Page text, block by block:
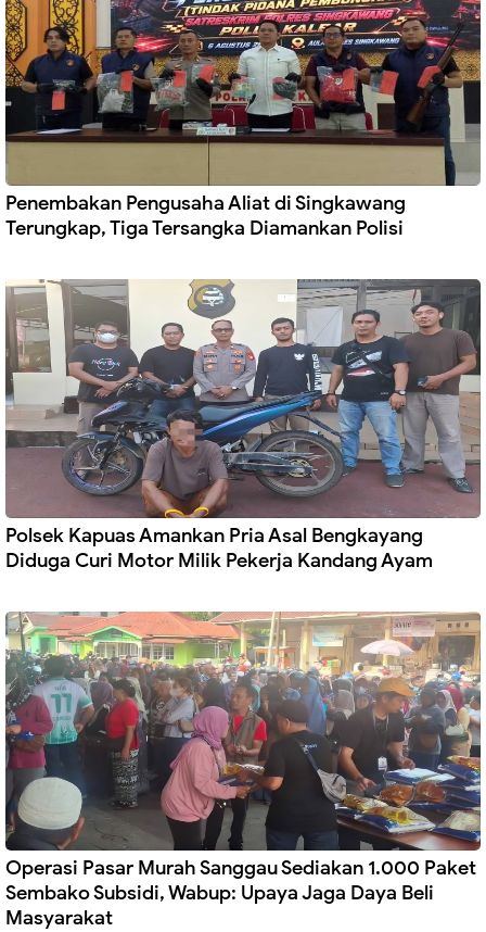
Penembakan Pengusaha Aliat di Singkawang
Terungkap, Tiga Tersangka Diamankan Polisi
Polsek Kapuas Amankan Pria Asal Bengkayang
Diduga Curi Motor Milik Pekerja Kandang Ayam
Operasi Pasar Murah Sanggau Sediakan 1.000 Paket
Sembako Subsidi, Wabup: Upaya Jaga Daya Beli
Masyarakat